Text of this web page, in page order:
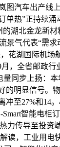
图汽车出产线
单热”正持续
湖北金龙新材
气代表“需求
花湖国际机场
，全省邮政
同步上扬：
的明显信号。
至27%和14
智能电柜
力传导至投资
读，工业用电